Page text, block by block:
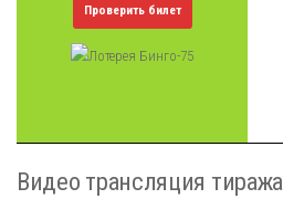
Проверить билет
Видео трансляция тиража